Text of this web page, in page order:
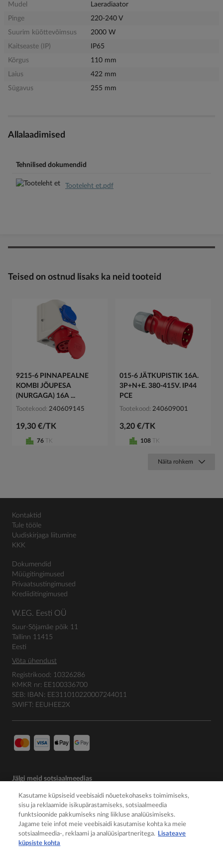
Mudel
Laeradiaator
Pinge
220-240 V
Suurim küõttevõimsus
2000 W
Kaitseaste (IP)
IP65
Kõrgus
110 mm
Laius
422 mm
Sügavus
255 mm
Allalaadimised
Tehnilised dokumendid
Tooteleht et.pdf
Teised on ostnud lisaks ka neid tooteid
9215-6 PINNAPEALNE
KOMBI JÕUPESA
(NURGAGA) 16A ...
Tootekood 240609145
19,30 €/TK
76 TK
015-6 JÄTKUPISTIK 16A.
3P+N+E. 380-415V. IP44
PCE
Tootekood 240609001
3,20 €/TK
108 TK
Näita rohkem
Kontaktid
Tule tööle
Uudiskirjaga liitumine
KKK
Dokumendid
Müügitingimused
Privaatsustingimused
Krediiditingimused
W.EG. Eesti OÜ
Suur-Sõjamäe põik 11
Tallinn 11415
Eesti
Võta ühendust
Registrikood: 10326286
KMKR nr: EE100336700
SEB: IBAN: EE311010220007244011
SWIFT: EEUHEE2X
Jälgi meid sotsiaalmeedias
Kasutame küpsiseid veebisaidi nõuetekohaseks toimimiseks,
sisu ja reklaamide isikupärastamiseks, sotsiaalmeedia
funktsioonide pakkumiseks ning liikluse analüüsimiseks.
Jagame teie infot meie veebisaidi kasutamise kohta ka meie
sotsiaalmeedia-, reklaami ja analüüsipartneritega. Lisateave
küpsiste kohta